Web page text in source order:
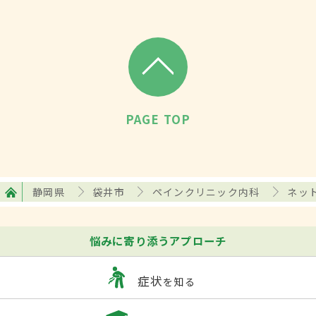
PAGE TOP
静岡県 袋井市 ペインクリニック内科 ネッ
悩みに寄り添うアプローチ
症状を知る